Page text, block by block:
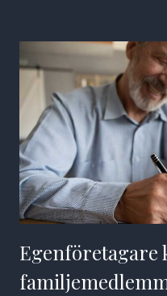
Egenföretagare